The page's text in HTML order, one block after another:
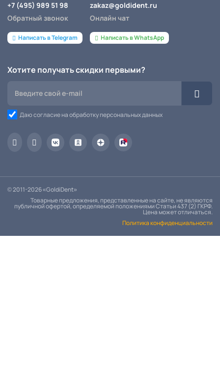
+7 (495) 989 51 98
Обратный звонок
Написать в Telegram
zakaz@goldident.ru
Онлайн чат
Написать в WhatsApp
Хотите получать скидки первыми?
Даю согласие на обработку персональных данных
© 2011-2026 «GoldiDent»
Товарные предложения, представленные на сайте, не являются
публичной офертой, определяемой положениями Статьи 437 (2) ГКРФ.
Цена может отличаться.
Политика конфиденциальности